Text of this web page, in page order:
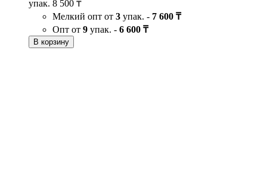
упак. 8 500 ₸
Мелкий опт от 3 упак. - 7 600 ₸
Опт от 9 упак. - 6 600 ₸
В корзину